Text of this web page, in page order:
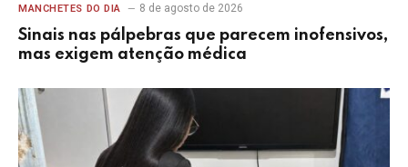
MANCHETES DO DIA 8 de agosto de 2026
Sinais nas pálpebras que parecem inofensivos,
mas exigem atenção médica